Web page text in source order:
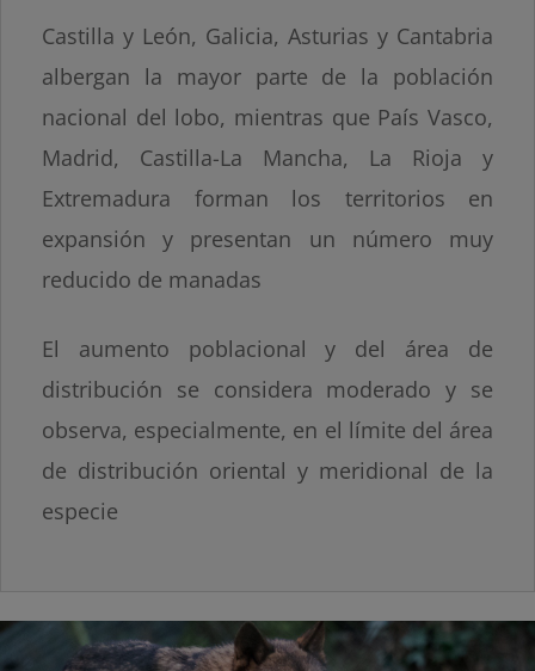
Castilla y León, Galicia, Asturias y Cantabria
albergan la mayor parte de la población
nacional del lobo, mientras que País Vasco,
Madrid, Castilla-La Mancha, La Rioja y
Extremadura forman los territorios en
expansión y presentan un número muy
reducido de manadas
El aumento poblacional y del área de
distribución se considera moderado y se
observa, especialmente, en el límite del área
de distribución oriental y meridional de la
especie